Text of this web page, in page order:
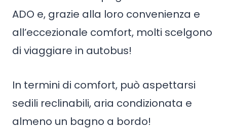
ADO e, grazie alla loro convenienza e
all’eccezionale comfort, molti scelgono
di viaggiare in autobus!
In termini di comfort, può aspettarsi
sedili reclinabili, aria condizionata e
almeno un bagno a bordo!